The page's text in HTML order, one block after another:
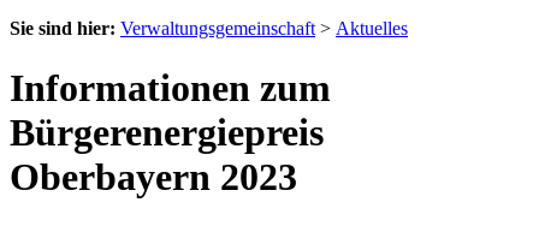
Sie sind hier: Verwaltungsgemeinschaft > Aktuelles
Informationen zum
Bürgerenergiepreis
Oberbayern 2023